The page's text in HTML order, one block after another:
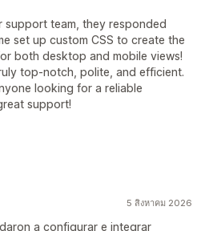
support team, they responded
set up custom CSS to create the
both desktop and mobile views!
top-notch, polite, and efficient.
looking for a reliable
support!
5 สิงหาคม 2026
a configurar e integrar